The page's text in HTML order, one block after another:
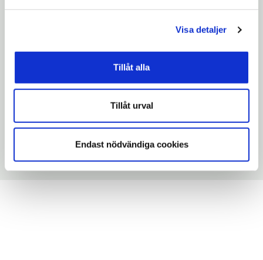
Visa detaljer
Tillåt alla
Tillåt urval
Endast nödvändiga cookies
link English